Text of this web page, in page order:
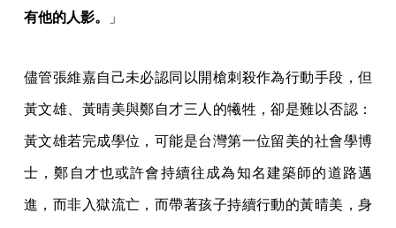
有他的人影。 」
儘管張維嘉自己未必認同以開槍刺殺作為行動手段，但
黃文雄、黃晴美與鄭自才三人的犧牲，卻是難以否認：
黃文雄若完成學位，可能是台灣第一位留美的社會學博
士，鄭自才也或許會持續往成為知名建築師的道路邁
進，而非入獄流亡，而帶著孩子持續行動的黃晴美，身